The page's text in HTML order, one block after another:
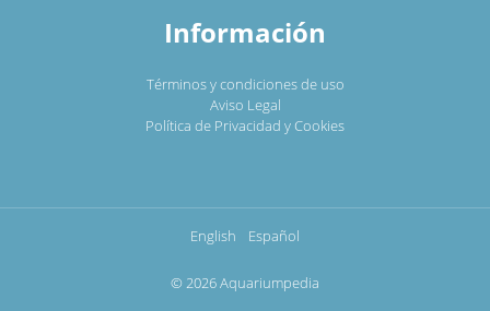
Información
Términos y condiciones de uso
Aviso Legal
Política de Privacidad y Cookies
English Español
© 2026 Aquariumpedia